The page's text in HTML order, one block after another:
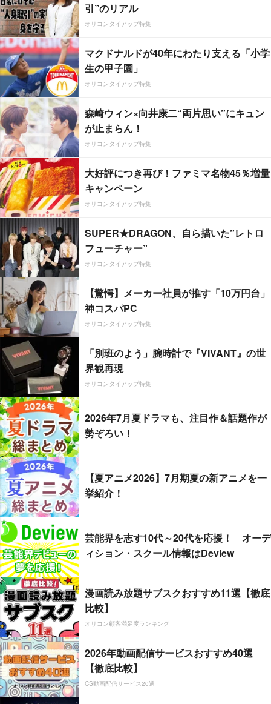
引”のリアル
オリコンタイアップ特集
マクドナルドが40年にわたり支える「小学
生の甲子園」
オリコンタイアップ特集
森崎ウィン×向井康二“両片思い”にキュン
が止まらん！
オリコンタイアップ特集
大好評につき再び！ファミマ名物45％増量
キャンペーン
オリコンタイアップ特集
SUPER★DRAGON、自ら描いた”レトロ
フューチャー”
オリコンタイアップ特集
【驚愕】メーカー社員が推す「10万円台」
神コスパPC
オリコンタイアップ特集
「別班のよう」腕時計で『VIVANT』の世
界観再現
オリコンタイアップ特集
2026年7月夏ドラマも、注目作＆話題作が
勢ぞろい！
【夏アニメ2026】7月期夏の新アニメを一
挙紹介！
芸能界を志す10代～20代を応援！ オーデ
ィション・スクール情報はDeview
漫画読み放題サブスクおすすめ11選【徹底
比較】
オリコン顧客満足度ランキング
2026年動画配信サービスおすすめ40選
【徹底比較】
CS動画配信サービス20選